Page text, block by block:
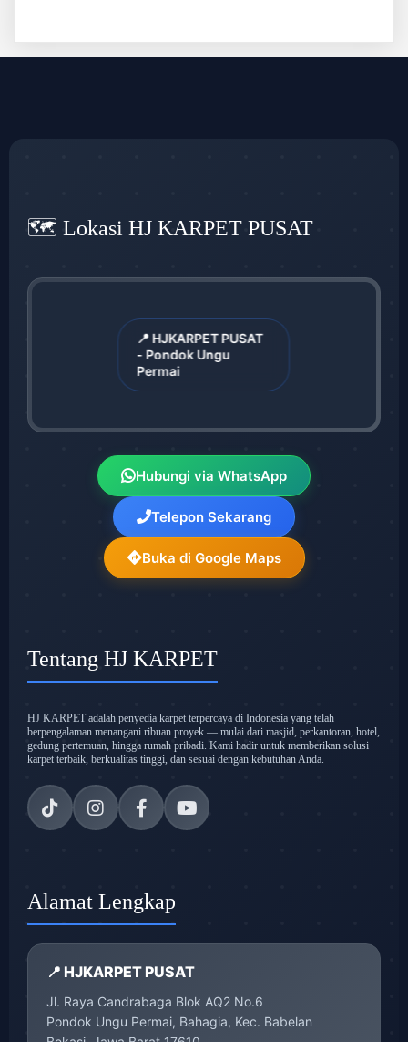
🗺️ Lokasi HJ KARPET PUSAT
📍 HJKARPET PUSAT
- Pondok Ungu
Permai
Hubungi via WhatsApp
Telepon Sekarang
Buka di Google Maps
Tentang HJ KARPET
HJ KARPET adalah penyedia karpet terpercaya di Indonesia yang telah
berpengalaman menangani ribuan proyek — mulai dari masjid, perkantoran, hotel,
gedung pertemuan, hingga rumah pribadi. Kami hadir untuk memberikan solusi
karpet terbaik, berkualitas tinggi, dan sesuai dengan kebutuhan Anda.
Alamat Lengkap
📍 HJKARPET PUSAT
Jl. Raya Candrabaga Blok AQ2 No.6
Pondok Ungu Permai, Bahagia, Kec. Babelan